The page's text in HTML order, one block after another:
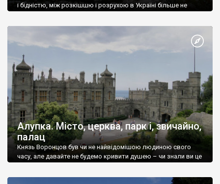
і бідністю, між розкішшю і розрухою в Україні більше не
Алупка. Місто, церква, парк і, звичайно,
палац
Князь Воронцов був чи не найвідомішою людиною свого
часу, але давайте не будемо кривити душею – чи знали ви це